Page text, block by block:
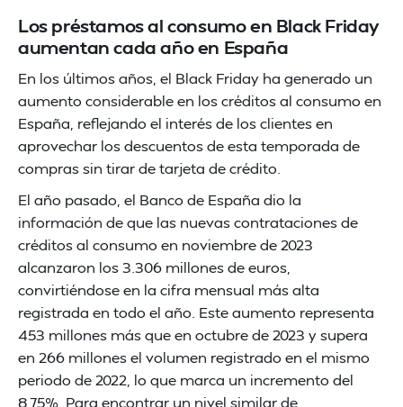
Los préstamos al consumo en Black Friday
aumentan cada año en España
En los últimos años, el Black Friday ha generado un
aumento considerable en los créditos al consumo en
España, reflejando el interés de los clientes en
aprovechar los descuentos de esta temporada de
compras sin tirar de tarjeta de crédito.
El año pasado, el Banco de España dio la
información de que las nuevas contrataciones de
créditos al consumo en noviembre de 2023
alcanzaron los 3.306 millones de euros,
convirtiéndose en la cifra mensual más alta
registrada en todo el año. Este aumento representa
453 millones más que en octubre de 2023 y supera
en 266 millones el volumen registrado en el mismo
periodo de 2022, lo que marca un incremento del
8,75%. Para encontrar un nivel similar de